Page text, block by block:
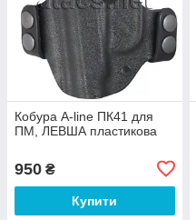
Кобура A-line ПК41 для
ПМ, ЛЕВША пластикова
950 ₴
Купити